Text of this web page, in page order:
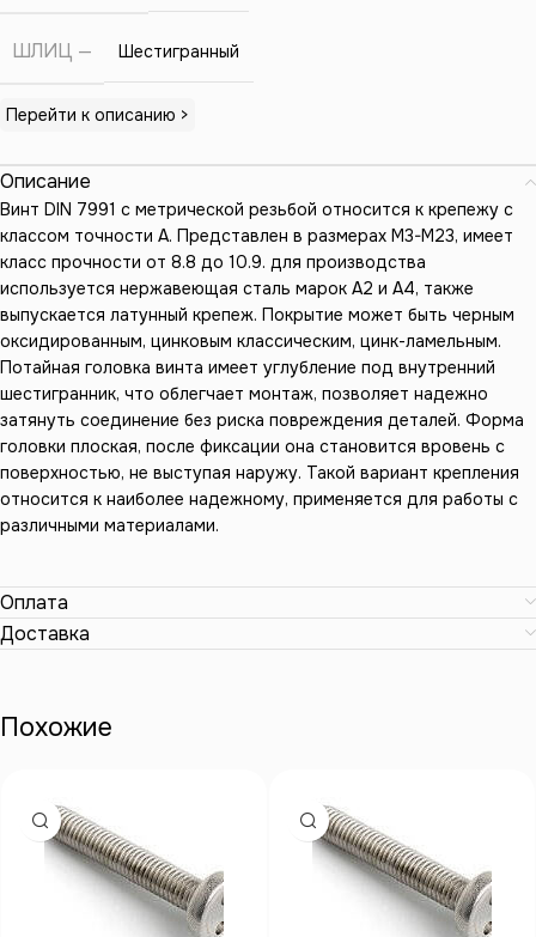
ШЛИЦ Шестигранный
Перейти к описанию >
Описание
Винт DIN 7991 с метрической резьбой относится к крепежу с
классом точности А. Представлен в размерах М3-М23, имеет
класс прочности от 8.8 до 10.9. для производства
используется нержавеющая сталь марок А2 и А4, также
выпускается латунный крепеж. Покрытие может быть черным
оксидированным, цинковым классическим, цинк-ламельным.
Потайная головка винта имеет углубление под внутренний
шестигранник, что облегчает монтаж, позволяет надежно
затянуть соединение без риска повреждения деталей. Форма
головки плоская, после фиксации она становится вровень с
поверхностью, не выступая наружу. Такой вариант крепления
относится к наиболее надежному, применяется для работы с
различными материалами.
Оплата
Доставка
Похожие